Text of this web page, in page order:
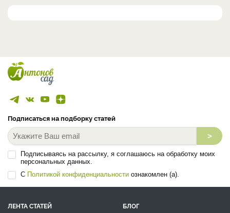
Подписаться на подборку статей
>
Подписываясь на рассылку, я соглашаюсь на обработку моих
персональных данных.
С Политикой конфиденциальности ознакомлен (а).
ЛЕНТА СТАТЕЙ
БЛОГ